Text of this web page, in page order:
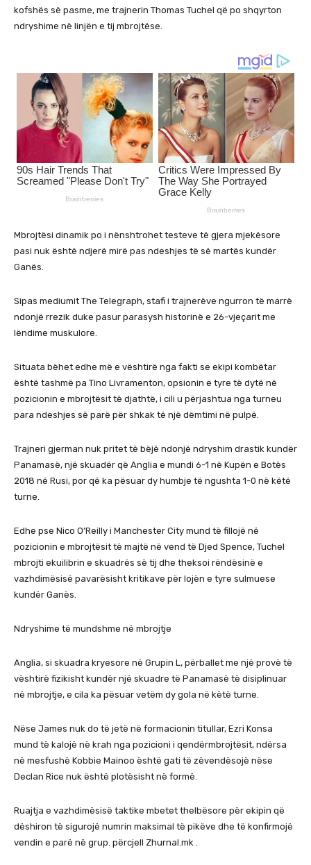
kofshës së pasme, me trajnerin Thomas Tuchel që po shqyrton
ndryshime në linjën e tij mbrojtëse.
Mbrojtësi dinamik po i nënshtrohet testeve të gjera mjekësore
pasi nuk është ndjerë mirë pas ndeshjes të së martës kundër
Ganës.
Sipas mediumit The Telegraph, stafi i trajnerëve ngurron të marrë
ndonjë rrezik duke pasur parasysh historinë e 26-vjeçarit me
lëndime muskulore.
Situata bëhet edhe më e vështirë nga fakti se ekipi kombëtar
është tashmë pa Tino Livramenton, opsionin e tyre të dytë në
pozicionin e mbrojtësit të djathtë, i cili u përjashtua nga turneu
para ndeshjes së parë për shkak të një dëmtimi në pulpë.
Trajneri gjerman nuk pritet të bëjë ndonjë ndryshim drastik kundër
Panamasë, një skuadër që Anglia e mundi 6-1 në Kupën e Botës
2018 në Rusi, por që ka pësuar dy humbje të ngushta 1-0 në këtë
turne.
Edhe pse Nico O’Reilly i Manchester City mund të fillojë në
pozicionin e mbrojtësit të majtë në vend të Djed Spence, Tuchel
mbrojti ekuilibrin e skuadrës së tij dhe theksoi rëndësinë e
vazhdimësisë pavarësisht kritikave për lojën e tyre sulmuese
kundër Ganës.
Ndryshime të mundshme në mbrojtje
Anglia, si skuadra kryesore në Grupin L, përballet me një provë të
vështirë fizikisht kundër një skuadre të Panamasë të disiplinuar
në mbrojtje, e cila ka pësuar vetëm dy gola në këtë turne.
Nëse James nuk do të jetë në formacionin titullar, Ezri Konsa
mund të kalojë në krah nga pozicioni i qendërmbrojtësit, ndërsa
në mesfushë Kobbie Mainoo është gati të zëvendësojë nëse
Declan Rice nuk është plotësisht në formë.
Ruajtja e vazhdimësisë taktike mbetet thelbësore për ekipin që
dëshiron të sigurojë numrin maksimal të pikëve dhe të konfirmojë
vendin e parë në grup. përcjell Zhurnal.mk .